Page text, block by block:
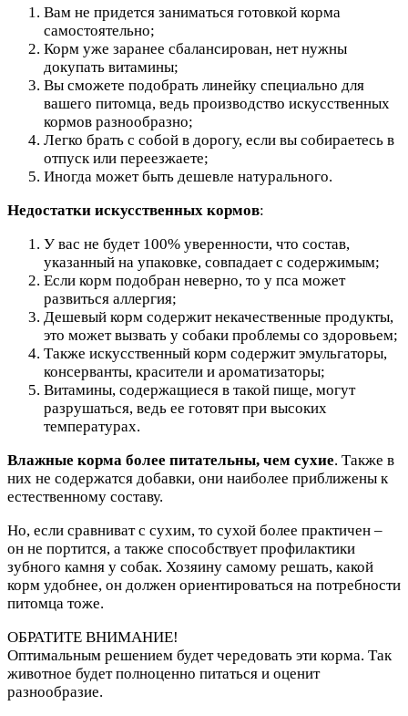
Вам не придется заниматься готовкой корма
самостоятельно;
Корм уже заранее сбалансирован, нет нужны
докупать витамины;
Вы сможете подобрать линейку специально для
вашего питомца, ведь производство искусственных
кормов разнообразно;
Легко брать с собой в дорогу, если вы собираетесь в
отпуск или переезжаете;
Иногда может быть дешевле натурального.
Недостатки искусственных кормов:
У вас не будет 100% уверенности, что состав,
указанный на упаковке, совпадает с содержимым;
Если корм подобран неверно, то у пса может
развиться аллергия;
Дешевый корм содержит некачественные продукты,
это может вызвать у собаки проблемы со здоровьем;
Также искусственный корм содержит эмульгаторы,
консерванты, красители и ароматизаторы;
Витамины, содержащиеся в такой пище, могут
разрушаться, ведь ее готовят при высоких
температурах.
Влажные корма более питательны, чем сухие. Также в
них не содержатся добавки, они наиболее приближены к
естественному составу.
Но, если сравниват с сухим, то сухой более практичен –
он не портится, а также способствует профилактики
зубного камня у собак. Хозяину самому решать, какой
корм удобнее, он должен ориентироваться на потребности
питомца тоже.
ОБРАТИТЕ ВНИМАНИЕ!
Оптимальным решением будет чередовать эти корма. Так
животное будет полноценно питаться и оценит
разнообразие.